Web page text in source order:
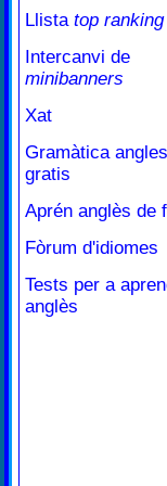
Llista top ranking
Intercanvi de
minibanners
Xat
Gramàtica
gratis
Aprén anglès de
Fòrum d'idiomes
Tests per a
anglès